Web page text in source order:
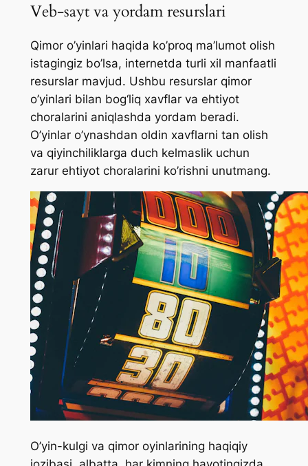
Veb-sayt va yordam resurslari
Qimor o’yinlari haqida ko’proq ma’lumot olish
istagingiz bo’lsa, internetda turli xil manfaatli
resurslar mavjud. Ushbu resurslar qimor
o’yinlari bilan bog‘liq xavflar va ehtiyot
choralarini aniqlashda yordam beradi.
O’yinlar o’ynashdan oldin xavflarni tan olish
va qiyinchiliklarga duch kelmaslik uchun
zarur ehtiyot choralarini ko’rishni unutmang.
O’yin-kulgi va qimor oyinlarining haqiqiy